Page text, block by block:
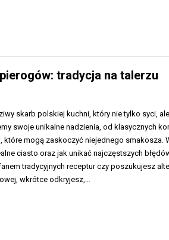
tradycja na talerzu
skarb polskiej kuchni, który nie tylko syci,
swoje unikalne nadzienia, od klasycznych
które mogą zaskoczyć niejednego smakosza.
ciasto oraz jak unikać najczęstszych
tradycyjnych receptur czy poszukujesz
wkrótce odkryjesz,…